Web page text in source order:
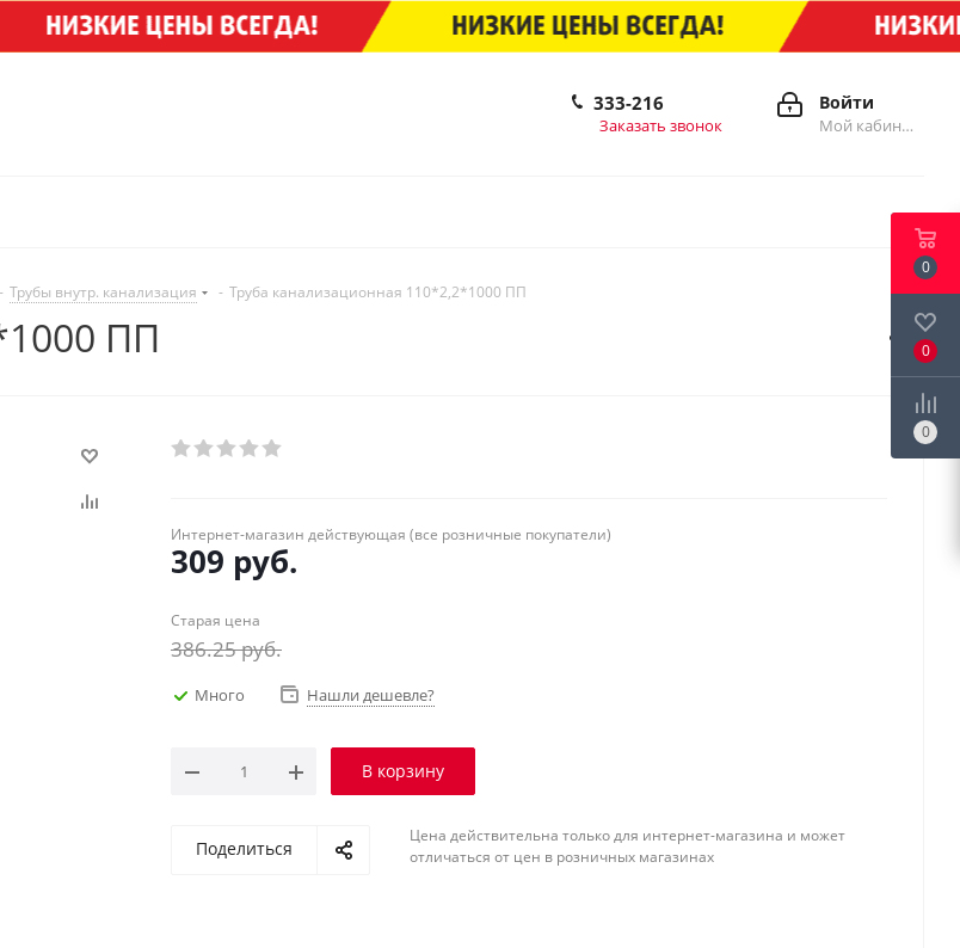
Войти
Мой кабинет
333-216
Заказать звонок
- Трубы внутр. канализация - Труба канализационная 110*2,2*1000 ПП
ПП
Интернет-магазин действующая (все розничные покупатели)
309 руб.
Старая цена
386.25руб.
Много Нашли дешевле?
В корзину
Поделиться
Цена действительна только для интернет-магазина и может
отличаться от цен в розничных магазинах
0
0
0